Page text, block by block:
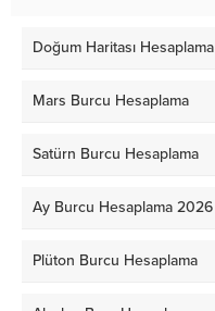
Doğum Haritası Hesaplama
Mars Burcu Hesaplama
Satürn Burcu Hesaplama
Ay Burcu Hesaplama 2026
Plüton Burcu Hesaplama